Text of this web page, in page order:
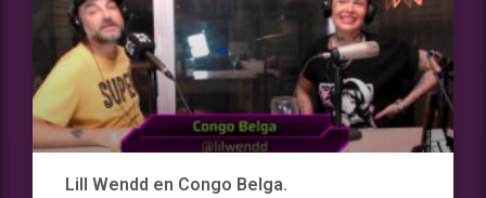
Lill Wendd en Congo Belga.